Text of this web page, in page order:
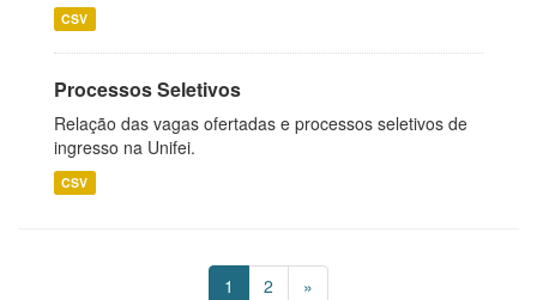
CSV
Processos Seletivos
Relação das vagas ofertadas e processos seletivos de
ingresso na Unifei.
CSV
1 2 »